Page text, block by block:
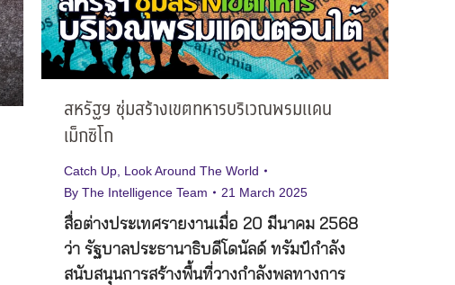
สหรัฐฯ ซุ่มสร้างเขตทหารบริเวณพรมแดน
เม็กซิโก
Catch Up, Look Around The World
By The Intelligence Team 21 March 2025
สื่อต่างประเทศรายงานเมื่อ 20 มีนาคม 2568
ว่า รัฐบาลประธานาธิบดีโดนัลด์ ทรัมป์กำลัง
สนับสนุนการสร้างพื้นที่วางกำลังพลทางการ